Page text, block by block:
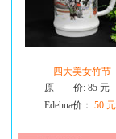
四大美女竹节
原 价:85 元
Edehua价： 50 元